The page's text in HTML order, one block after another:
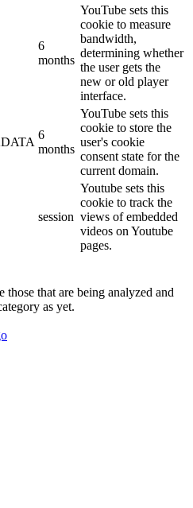
6
months
YouTube sets this
cookie to measure
bandwidth,
determining whether
the user gets the
new or old player
interface.
6
months
YouTube sets this
cookie to store the
user's cookie
consent state for the
current domain.
session
Youtube sets this
cookie to track the
views of embedded
videos on Youtube
pages.
those that are being analyzed and
as yet.